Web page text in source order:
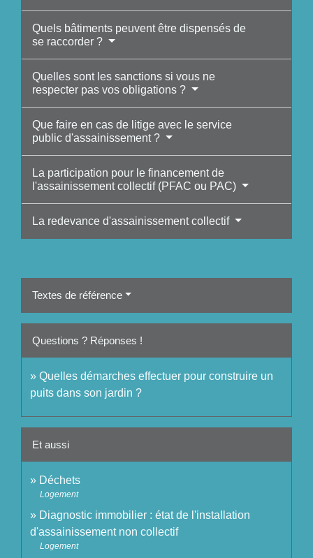
Quels bâtiments peuvent être dispensés de
se raccorder ?
Quelles sont les sanctions si vous ne
respecter pas vos obligations ?
Que faire en cas de litige avec le service
public d'assainissement ?
La participation pour le financement de
l'assainissement collectif (PFAC ou PAC)
La redevance d'assainissement collectif
Textes de référence
Questions ? Réponses !
Quelles démarches effectuer pour construire un
puits dans son jardin ?
Et aussi
Déchets
Logement
Diagnostic immobilier : état de l'installation
d'assainissement non collectif
Logement